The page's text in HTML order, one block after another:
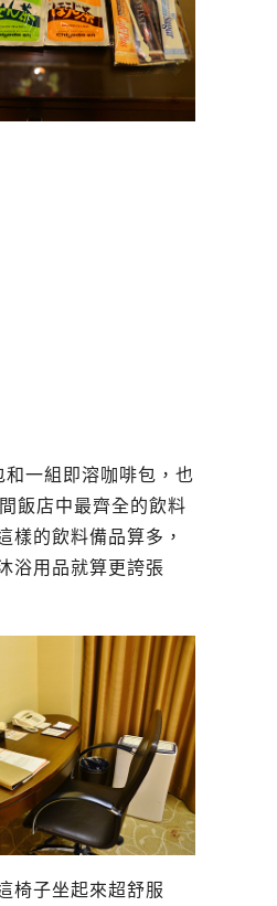
一組即溶咖啡包，也
飯店中最齊全的飲料
樣的飲料備品算多，
浴用品就算更誇張
椅子坐起來超舒服